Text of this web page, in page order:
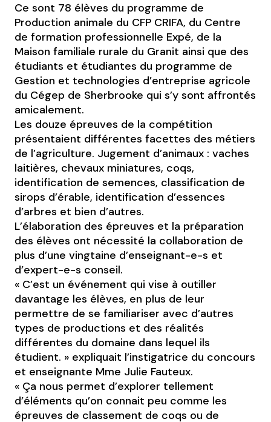
Ce sont 78 élèves du programme de
Production animale du CFP CRIFA, du Centre
de formation professionnelle Expé, de la
Maison familiale rurale du Granit ainsi que des
étudiants et étudiantes du programme de
Gestion et technologies d’entreprise agricole
du Cégep de Sherbrooke qui s’y sont affrontés
amicalement.
Les douze épreuves de la compétition
présentaient différentes facettes des métiers
de l’agriculture. Jugement d’animaux : vaches
laitières, chevaux miniatures, coqs,
identification de semences, classification de
sirops d’érable, identification d’essences
d’arbres et bien d’autres.
L’élaboration des épreuves et la préparation
des élèves ont nécessité la collaboration de
plus d’une vingtaine d’enseignant-e-s et
d’expert-e-s conseil.
« C’est un événement qui vise à outiller
davantage les élèves, en plus de leur
permettre de se familiariser avec d’autres
types de productions et des réalités
différentes du domaine dans lequel ils
étudient. » expliquait l’instigatrice du concours
et enseignante Mme Julie Fauteux.
« Ça nous permet d’explorer tellement
d’éléments qu’on connait peu comme les
épreuves de classement de coqs ou de